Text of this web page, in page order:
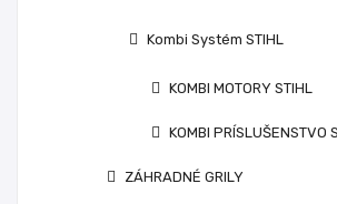
Kombi Systém STIHL
KOMBI MOTORY STIHL
KOMBI PRÍSLUŠENSTVO
ZÁHRADNÉ GRILY